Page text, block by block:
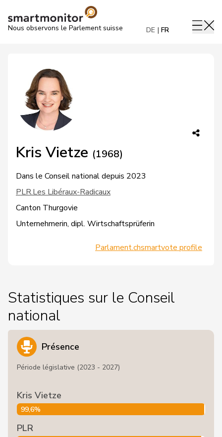
Nous observons le Parlement suisse DE FR
Kris Vietze (1968)
Dans le Conseil national depuis 2023
PLR.Les Libéraux-Radicaux
Canton Thurgovie
Unternehmerin, dipl. Wirtschaftsprüferin
Parlament.chsmartvote profile
Statistiques sur le Conseil
national
Présence
Période législative (2023 - 2027)
Kris Vietze
99,6%
PLR